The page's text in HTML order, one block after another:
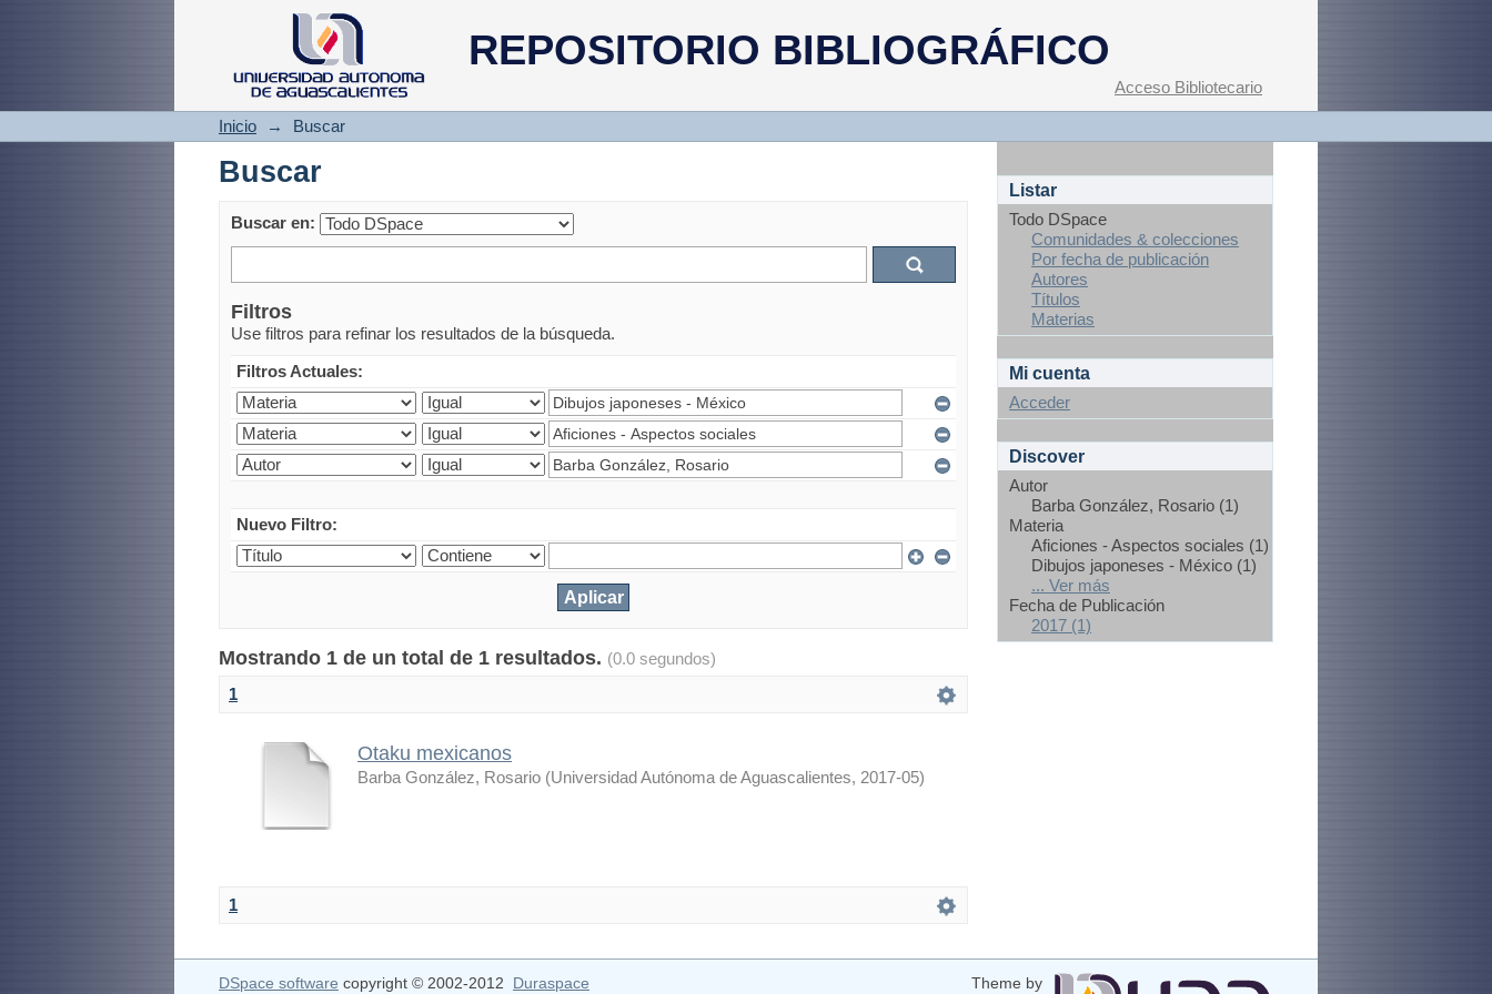
REPOSITORIO BIBLIOGRÁFICO
Buscar
Acceso Bibliotecario
Inicio → Buscar
Buscar
Buscar en:
Filtros
Use filtros para refinar los resultados de la búsqueda.
Filtros Actuales:
Nuevo Filtro:
Mostrando 1 de un total de 1 resultados. (0.0 segundos)
1
Otaku mexicanos
Barba González, Rosario (Universidad Autónoma de Aguascalientes, 2017-05)
1
Listar
Todo DSpace
Comunidades & colecciones
Por fecha de publicación
Autores
Títulos
Materias
Mi cuenta
Acceder
Discover
Autor
Barba González, Rosario (1)
Materia
Aficiones - Aspectos sociales (1)
Dibujos japoneses - México (1)
... Ver más
Fecha de Publicación
2017 (1)
DSpace software copyright © 2002-2012 Duraspace Theme by